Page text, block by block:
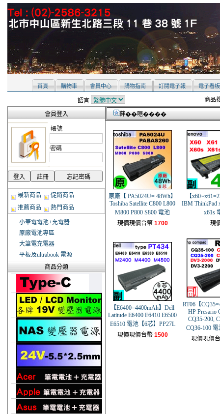
首頁 購物車 會員中心 購物指南 訂閱電子報 電子看板
語言 商品
會員登入
帳號
密碼
最新商品
促銷商品
推薦商品
熱門商品
小筆電電池+充電器
原廠電池專區
大筆電充電器
平板及ultrabook 電源
商品分類
靽��啹����
原廠【 PA5024U= 48Wh】
Toshiba Satellite C800 L800
M800 P800 S800 電池
現價現價台幣 1700
【
IBM ThinkPad
x61s
現
【E6400=4400mAh】Dell
Latitude E6400 E6410 E6500
E6510 電池【6芯】PP27L
現價現價台幣 1500
RT06【
HP Presario
CQ35-200,
CQ36-100
現價現價